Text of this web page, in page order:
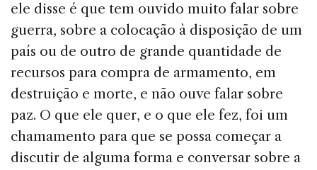
ele disse é que tem ouvido muito falar sobre
guerra, sobre a colocação à disposição de um
país ou de outro de grande quantidade de
recursos para compra de armamento, em
destruição e morte, e não ouve falar sobre
paz. O que ele quer, e o que ele fez, foi um
chamamento para que se possa começar a
discutir de alguma forma e conversar sobre a